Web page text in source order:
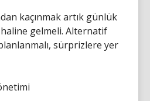
kaçınmak artık günlük
gelmeli. Alternatif
sürprizlere yer